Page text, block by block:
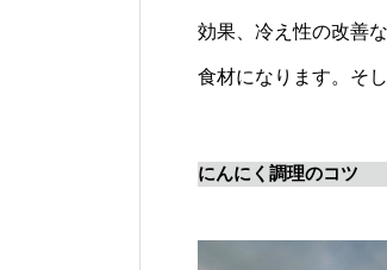
効果、冷え性の改善
食材になります。そ
にんにく調理のコツ